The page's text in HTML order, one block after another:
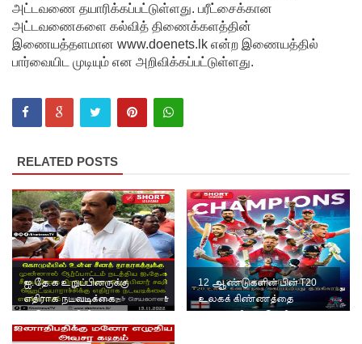
நினோ
தாக்கத்தா
ல்
யக்கூடும் -
டலவியல்
திணைக்க
ளம்
எச்சரிக்
கை
துறைமுக
நகரில்
அட்டவணை தயாரிக்கப்பட்டுள்ளது. பரீட்சைக்கான
அட்டவணைகளை கல்வித் திணைக்களத்தின்
இணையத்தளமான www.doenets.lk என்ற இணையத்தில்
பார்வையிட முடியும் என அறிவிக்கப்பட்டுள்ளது.
RELATED POSTS
ஐ.தே.க உறுப்பினருக்கு
எதிராக நடவடிக்கை -
ஐ.தே.க அறிவிப்பு.
12 ஆண்டுகளின் பின் T20
உலகக் கிண்ணத்தை
கைப்பற்றியது இங்கிலாந்து